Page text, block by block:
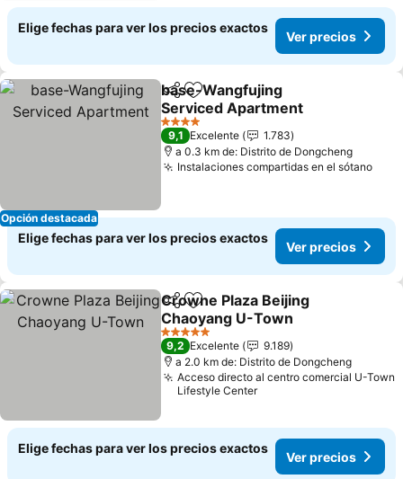
Elige fechas para ver los precios exactos
Ver precios
Opción destacada
CompartirAgregar a favoritos
base-Wangfujing
Serviced Apartment
Ver precios
4 Estrellas
9,1 Excelente
1.783
a 0.3 km de: Distrito de Dongcheng
Instalaciones compartidas en el sótanoVer
Elige fechas para ver los precios exactos
Ver precios
CompartirAgregar a favoritos
Crowne Plaza Beijing
Chaoyang U-Town
Ver precios
5 Estrellas
9,2 Excelente
9.189
a 2.0 km de: Distrito de Dongcheng
Acceso directo al centro comercial U-Town
Lifestyle Center
Elige fechas para ver los precios exactos
Ver precios